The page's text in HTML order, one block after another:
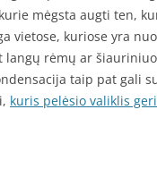
mėgsta augti ten,
vietose, kuriose yra
rėmų ar
taip pat gali
kuris pelėsio valiklis